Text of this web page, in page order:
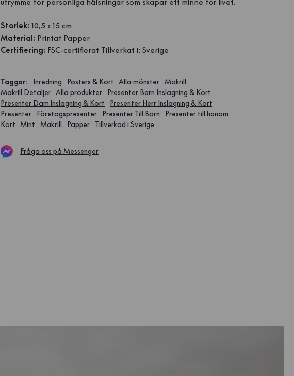
Storlek: 10,5 x 15 cm
Material: Printat Papper
Certifiering: FSC-certifierat Tillverkat i: Sverige
Taggar: Inredning Posters & Kort Alla mönster Makrill
Makrill Detaljer Alla produkter
Presenter Barn Inslagning & Kort
Presenter Dam Inslagning & Kort
Presenter Herr Inslagning & Kort
Presenter
Företagspresenter Presenter Till Barn
Presenter till honom
Kort
Mint Makrill Papper Tillverkad i Sverige
Fråga oss på Messenger